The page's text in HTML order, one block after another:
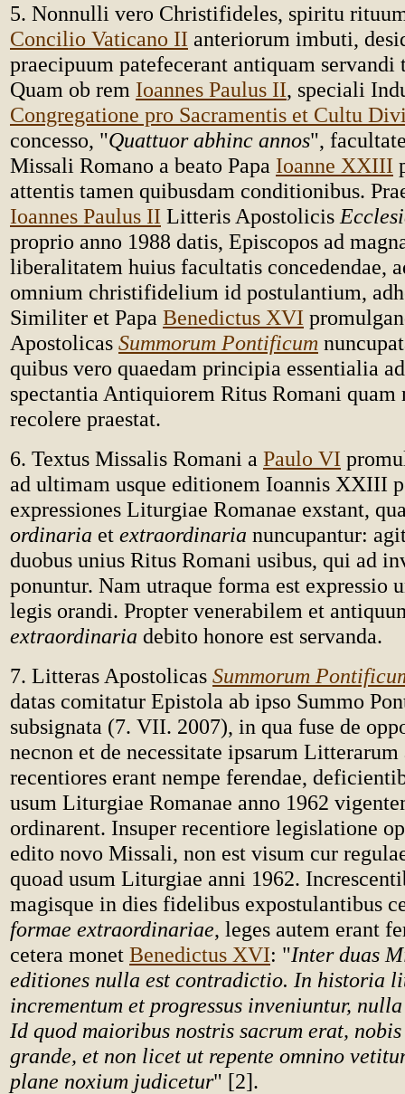
5. Nonnulli vero Christifideles, spiritu
Concilio Vaticano II anteriorum imbuti,
praecipuum patefecerant antiquam
Quam ob rem Ioannes Paulus II, speciali
Congregatione pro Sacramentis et Cultu
concesso, "Quattuor abhinc annos",
Missali Romano a beato Papa Ioanne XXIII
attentis tamen quibusdam conditionibus.
Ioannes Paulus II Litteris Apostolicis
proprio anno 1988 datis, Episcopos ad
liberalitatem huius facultatis concedendae,
omnium christifidelium id postulantium,
Similiter et Papa Benedictus XVI
Apostolicas Summorum Pontificum
quibus vero quaedam principia essentialia
spectantia Antiquiorem Ritus Romani quam
recolere praestat.
6. Textus Missalis Romani a Paulo VI
ad ultimam usque editionem Ioannis XXIII
expressiones Liturgiae Romanae exstant,
ordinaria et extraordinaria nuncupantur:
duobus unius Ritus Romani usibus, qui ad
ponuntur. Nam utraque forma est expressio
legis orandi. Propter venerabilem et
extraordinaria debito honore est servanda.
7. Litteras Apostolicas Summorum
datas comitatur Epistola ab ipso Summo
subsignata (7. VII. 2007), in qua fuse de
necnon et de necessitate ipsarum
recentiores erant nempe ferendae,
usum Liturgiae Romanae anno 1962
ordinarent. Insuper recentiore legislatione
edito novo Missali, non est visum cur
quoad usum Liturgiae anni 1962.
magisque in dies fidelibus expostulantibus
formae extraordinariae, leges autem erant
cetera monet Benedictus XVI: "Inter duas
editiones nulla est contradictio. In historia
incrementum et progressus inveniuntur,
Id quod maioribus nostris sacrum erat,
grande, et non licet ut repente omnino
plane noxium judicetur" [2].